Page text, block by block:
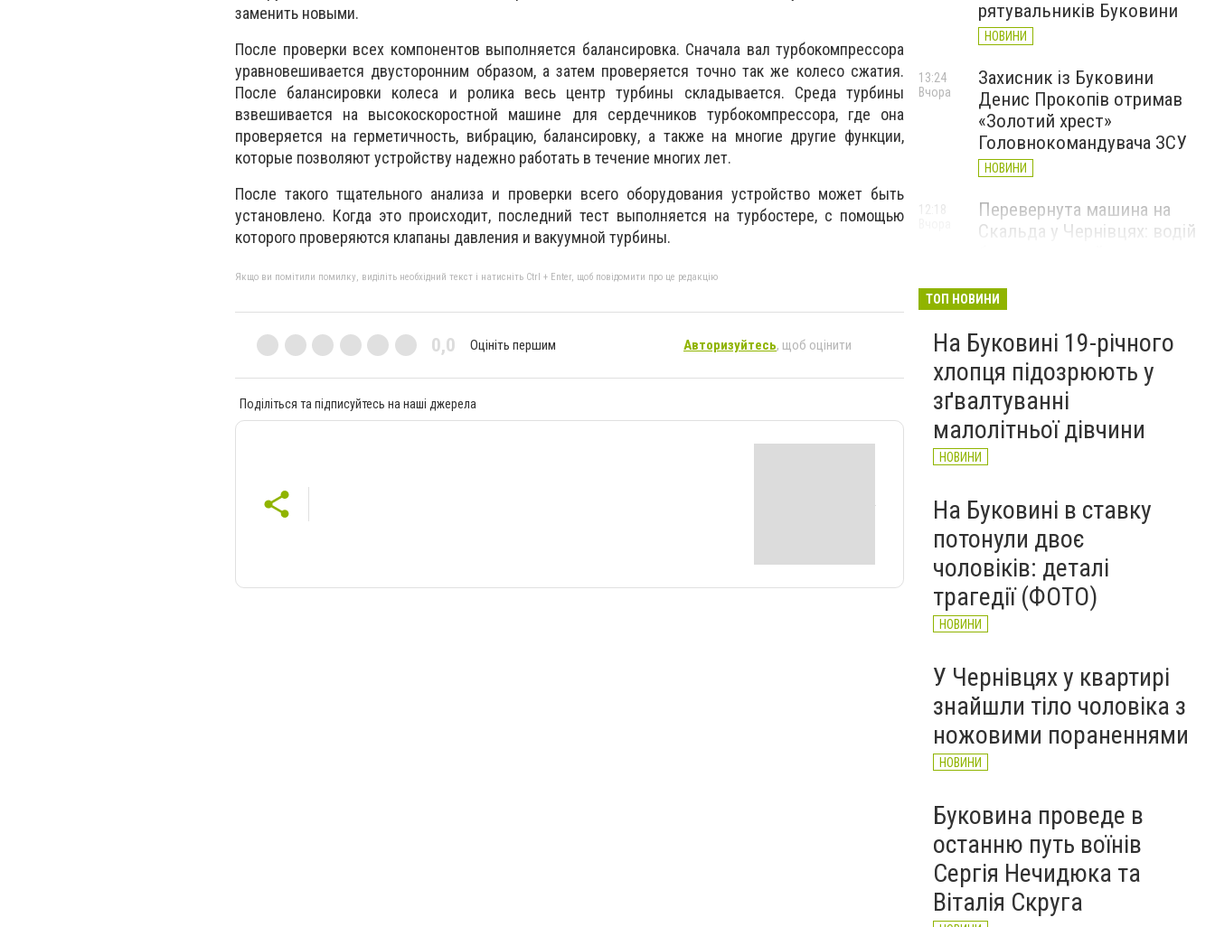
заменить новыми.
После проверки всех компонентов выполняется балансировка. Сначала вал турбокомпрессора
уравновешивается двусторонним образом, а затем проверяется точно так же колесо сжатия.
После балансировки колеса и ролика весь центр турбины складывается. Среда турбины
взвешивается на высокоскоростной машине для сердечников турбокомпрессора, где она
проверяется на герметичность, вибрацию, балансировку, а также на многие другие функции,
которые позволяют устройству надежно работать в течение многих лет.
После такого тщательного анализа и проверки всего оборудования устройство может быть
установлено. Когда это происходит, последний тест выполняется на турбостере, с помощью
которого проверяются клапаны давления и вакуумной турбины.
Якщо ви помітили помилку, виділіть необхідний текст і натисніть Ctrl + Enter, щоб повідомити про це редакцію
0,0 Оцініть першим Авторизуйтесь, щоб оцінити
Поділіться та підписуйтесь на наші джерела
рятувальників Буковини
НОВИНИ
Захисник із Буковини
Денис Прокопів отримав
«Золотий хрест»
Головнокомандувача ЗСУ
НОВИНИ
13:24
Вчора
Перевернута машина на
Скальда у Чернівцях: водій
12:18
зафіксували новий
історичний температурний
максимум
НОВИНИ
Вчора
ТОП НОВИНИ
На Буковині 19-річного
хлопця підозрюють у
зґвалтуванні
малолітньої дівчини
НОВИНИ
На Буковині в ставку
потонули двоє
чоловіків: деталі
трагедії (ФОТО)
НОВИНИ
У Чернівцях у квартирі
знайшли тіло чоловіка з
ножовими пораненнями
НОВИНИ
Буковина проведе в
останню путь воїнів
Сергія Нечидюка та
Віталія Скруга